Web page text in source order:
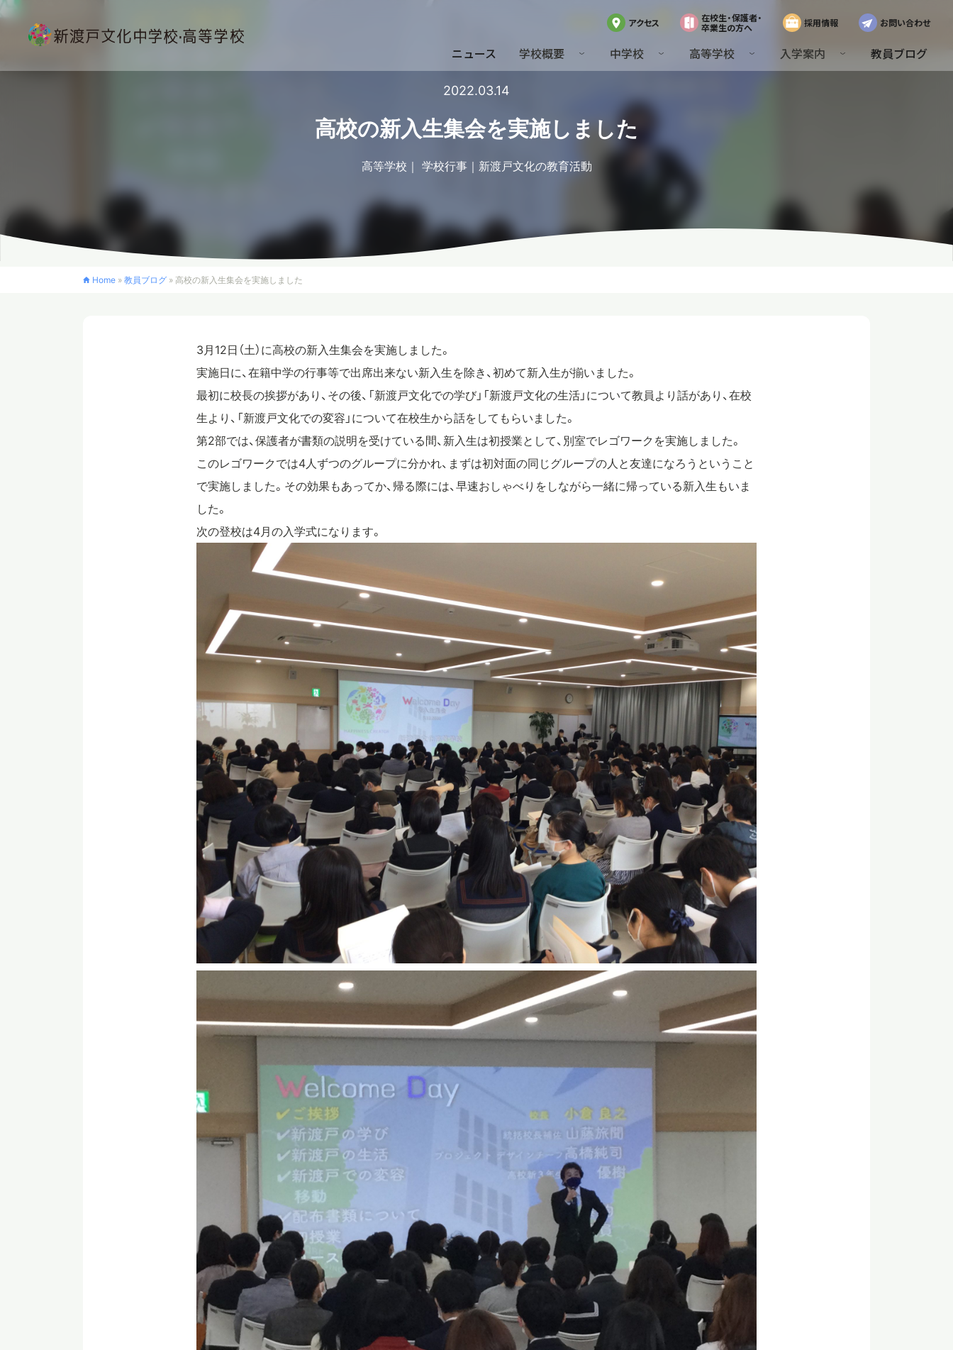
アクセス
在校生・保護者・
卒業生の方へ
採用情報 お問い合わせ
ニュース 学校概要 中学校 高等学校 入学案内 教員ブログ
2022.03.14
高校の新入生集会を実施しました
高等学校 学校行事 新渡戸文化の教育活動
Home » 教員ブログ » 高校の新入生集会を実施しました
3月12日（土）に高校の新入生集会を実施しました。
実施日に、在籍中学の行事等で出席出来ない新入生を除き、初めて新入生が揃いました。
最初に校長の挨拶があり、その後、「新渡戸文化での学び」「新渡戸文化の生活」について教員より話があり、在校
生より、「新渡戸文化での変容」について在校生から話をしてもらいました。
第2部では、保護者が書類の説明を受けている間、新入生は初授業として、別室でレゴワークを実施しました。
このレゴワークでは4人ずつのグループに分かれ、まずは初対面の同じグループの人と友達になろうということ
で実施しました。その効果もあってか、帰る際には、早速おしゃべりをしながら一緒に帰っている新入生もいま
した。
次の登校は4月の入学式になります。